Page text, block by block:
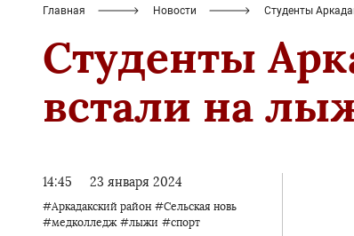
Главная Новости Студенты
Студенты
встали на
14:45 23 января 2024
#Аркадакский район #Сельская новь
#медколледж #лыжи #спорт